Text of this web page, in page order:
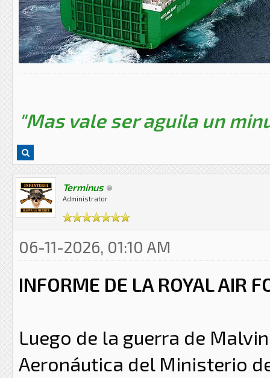
"Mas vale ser aguila un
Terminus
Administrator
06-11-2026, 01:10 AM
INFORME DE LA ROYAL AIR
Luego de la guerra de
Aeronáutica del Ministerio